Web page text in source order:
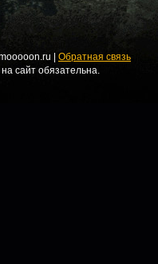
| Обратная связь
сайт обязательна.